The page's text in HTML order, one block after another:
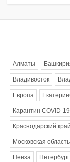
Алматы
Владивосток
Европа
Карантин COVID-19
Краснодарский край
Московская область
Пенза Петербург